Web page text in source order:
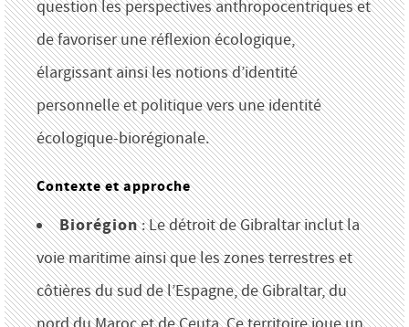
question les perspectives anthropocentriques et
de favoriser une réflexion écologique,
élargissant ainsi les notions d’identité
personnelle et politique vers une identité
écologique-biorégionale.
Contexte et approche
Biorégion: Le détroit de Gibraltar inclut la
voie maritime ainsi que les zones terrestres et
côtières du sud de l’Espagne, de Gibraltar, du